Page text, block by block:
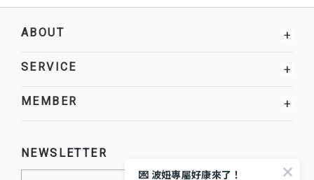
ABOUT +
SERVICE +
MEMBER +
NEWSLETTER
💌 波妞專屬好康來了！